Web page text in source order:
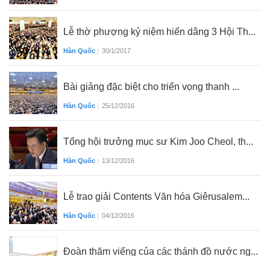
Lễ thờ phượng kỷ niệm hiến dâng 3 Hội Th...
Hàn Quốc | 30/1/2017
Bài giảng đặc biệt cho triển vọng thanh ...
Hàn Quốc | 25/12/2016
Tổng hội trưởng mục sư Kim Joo Cheol, th...
Hàn Quốc | 13/12/2016
Lễ trao giải Contents Văn hóa Giêrusalem...
Hàn Quốc | 04/12/2016
Đoàn thăm viếng của các thánh đồ nước ng...